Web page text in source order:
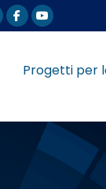
Progetti per